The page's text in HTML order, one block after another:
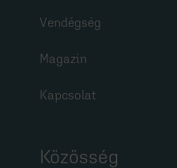
Vendégség
Magazin
Kapcsolat
Közösség